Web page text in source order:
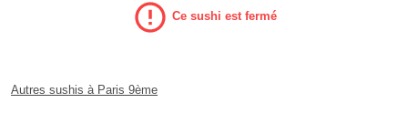
Ce sushi est fermé
Autres sushis à Paris 9ème